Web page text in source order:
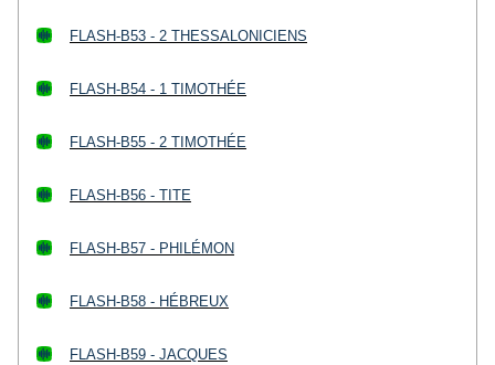
FLASH-B53 - 2 THESSALONICIENS
FLASH-B54 - 1 TIMOTHÉE
FLASH-B55 - 2 TIMOTHÉE
FLASH-B56 - TITE
FLASH-B57 - PHILÉMON
FLASH-B58 - HÉBREUX
FLASH-B59 - JACQUES